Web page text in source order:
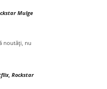
Mulge
noutăți, nu
Rockstar